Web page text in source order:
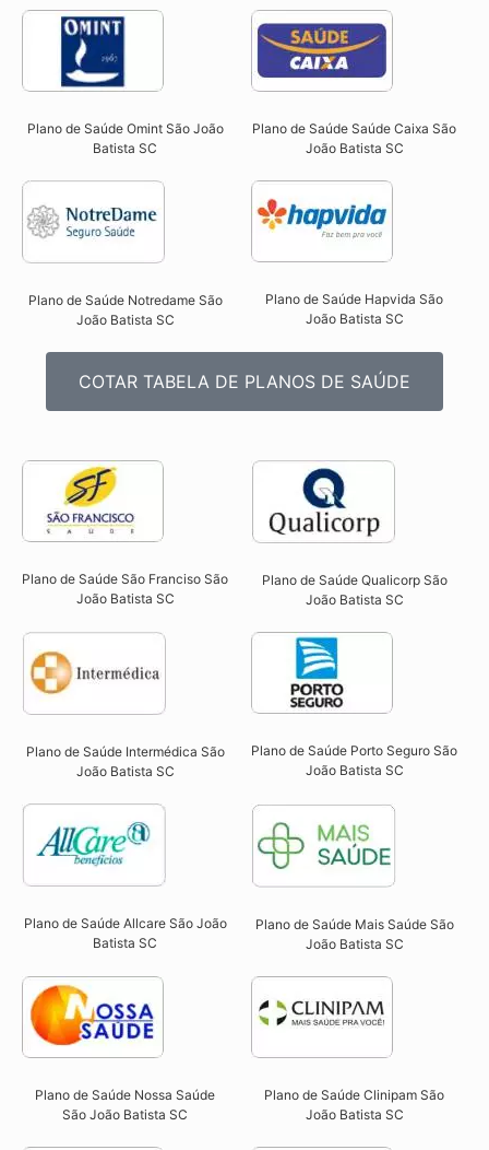
Plano de Saúde Omint São João
Batista SC​
Plano de Saúde Saúde Caixa São
João Batista SC​
Plano de Saúde Notredame São
João Batista SC​
Plano de Saúde Hapvida São
João Batista SC​
COTAR TABELA DE PLANOS DE SAÚDE
Plano de Saúde São Franciso São
João Batista SC​
Plano de Saúde Qualicorp São
João Batista SC​
Plano de Saúde Intermédica São
João Batista SC​
Plano de Saúde Porto Seguro São
João Batista SC​
Plano de Saúde Allcare São João
Batista SC​
Plano de Saúde Mais Saúde São
João Batista SC
Plano de Saúde Nossa Saúde
São João Batista SC​
Plano de Saúde Clinipam São
João Batista SC​